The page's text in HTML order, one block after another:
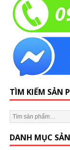
TÌM KIẾM SẢN
DANH MỤC